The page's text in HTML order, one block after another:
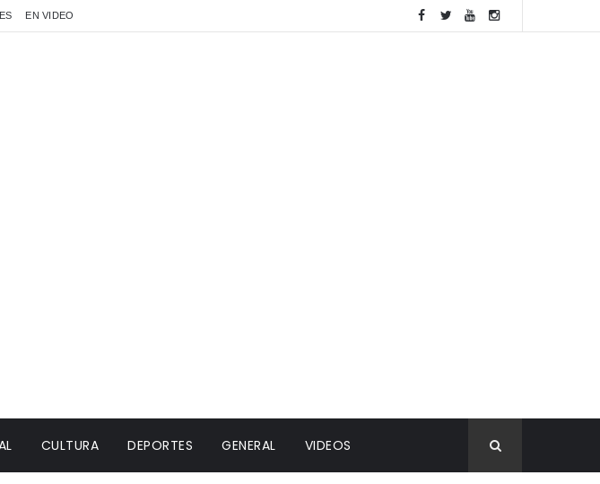
EN VIDEO
CULTURA DEPORTES GENERAL VIDEOS